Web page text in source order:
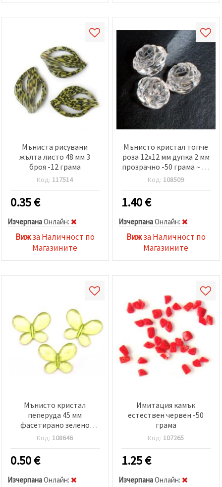
Мъниста рисувани
жълта листо 48 мм 3
броя -12 грама
Код: 117514
0.35€
ИзчерпанаOнлайн:
Вижза Наличност по
Магазините
Мънисто кристал топче
роза 12x12 мм дупка 2 мм
прозрачно -50 грама ~ 65
броя
Код: 108509
1.40€
ИзчерпанаOнлайн:
Вижза Наличност по
Магазините
Мънисто кристал
пеперуда 45 мм
фасетирано зелено
светло -20 грама
Код: 108646
0.50€
ИзчерпанаOнлайн:
Имитация камък
естествен червен -50
грама
Код: 107265
1.25€
ИзчерпанаOнлайн: